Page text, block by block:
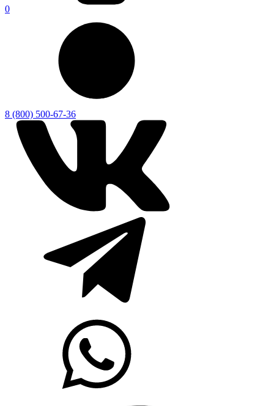
0
8 (800) 500-67-36